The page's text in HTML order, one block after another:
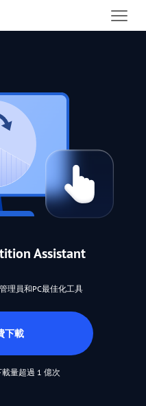
Assistant
理員和PC最佳化工具
下載
載量超過 1 億次